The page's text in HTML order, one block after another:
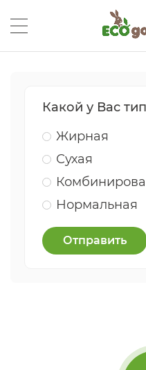
Какой у Вас
Жирная
Сухая
Нормальная
Отправить